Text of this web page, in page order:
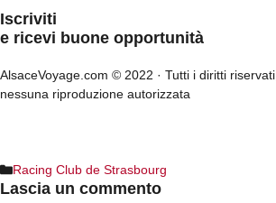
Iscriviti
e ricevi buone opportunità
AlsaceVoyage.com © 2022 · Tutti i diritti riservati,
nessuna riproduzione autorizzata
Racing Club de Strasbourg
Lascia un commento